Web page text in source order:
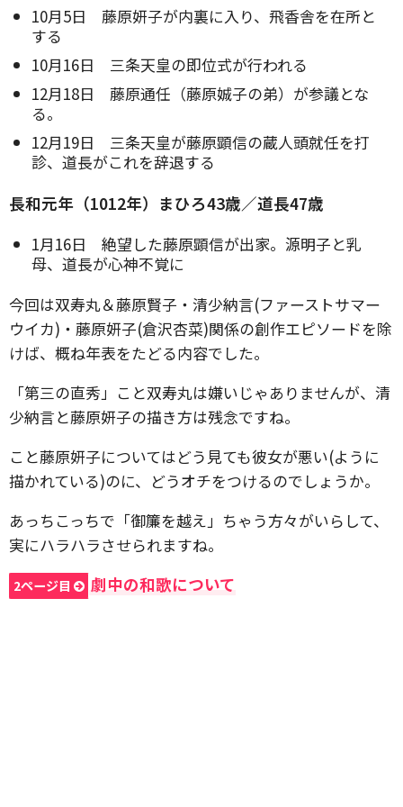
10月5日 藤原妍子が内裏に入り、飛香舎を在所と
する
10月16日 三条天皇の即位式が行われる
12月18日 藤原通任（藤原娍子の弟）が参議とな
る。
12月19日 三条天皇が藤原顕信の蔵人頭就任を打
診、道長がこれを辞退する
長和元年（1012年）まひろ43歳／道長47歳
1月16日 絶望した藤原顕信が出家。源明子と乳
母、道長が心神不覚に
今回は双寿丸＆藤原賢子・清少納言(ファーストサマー
ウイカ)・藤原妍子(倉沢杏菜)関係の創作エピソードを除
けば、概ね年表をたどる内容でした。
「第三の直秀」こと双寿丸は嫌いじゃありませんが、清
少納言と藤原妍子の描き方は残念ですね。
こと藤原妍子についてはどう見ても彼女が悪い(ように
描かれている)のに、どうオチをつけるのでしょうか。
あっちこっちで「御簾を越え」ちゃう方々がいらして、
実にハラハラさせられますね。
2ページ目 劇中の和歌について